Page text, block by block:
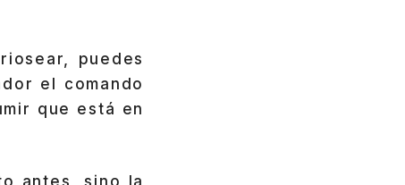
puedes
el comando
que está en